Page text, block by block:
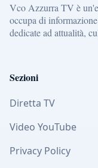
Vco Azzurra TV è
occupa di
dedicate ad attualità,
Sezioni
Diretta TV
Video YouTube
Privacy Policy